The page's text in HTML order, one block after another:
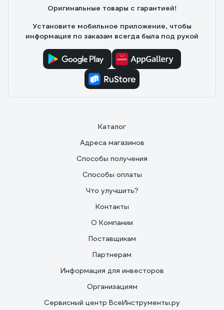
Оригинальные товары с гарантией!
Установите мобильное приложение, чтобы
информация по заказам всегда была под рукой
Каталог
Адреса магазинов
Способы получения
Способы оплаты
Что улучшить?
Контакты
О Компании
Поставщикам
Партнерам
Информация для инвесторов
Организациям
Сервисный центр ВсеИнструменты.ру